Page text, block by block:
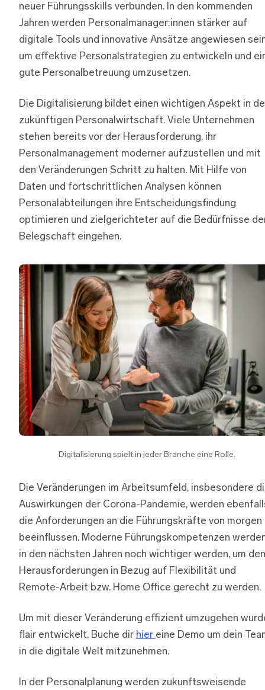
neuer Führungsskills verbunden. In den kommenden
Jahren werden Personalmanager:innen stärker auf
digitale Tools und innovative Ansätze angewiesen
um effektive Personalstrategien zu entwickeln und
gute Personalbetreuung umzusetzen.
Die Digitalisierung bildet einen wichtigen Aspekt in
zukünftigen Personalwirtschaft. Viele Unternehmen
stehen bereits vor der Herausforderung, ihr
Personalmanagement moderner aufzustellen und mit
den Veränderungen Schritt zu halten. Mit Hilfe von
Daten und fortschrittlichen Analysen können
Personalabteilungen ihre Entscheidungsfindung
optimieren und zielgerichteter auf die Bedürfnisse
Belegschaft eingehen.
Digitalisierung spielt in jeder Branche eine Rolle.
Die Veränderungen im Arbeitsumfeld, insbesondere
Auswirkungen der Corona-Pandemie, werden
die Anforderungen an die Führungskräfte von morgen
beeinflussen. Moderne Führungskompetenzen
in den nächsten Jahren noch wichtiger werden, um den
Herausforderungen in Bezug auf Flexibilität und
Remote-Arbeit bzw. Home Office gerecht zu werden.
Um mit dieser Veränderung effizient umzugehen
flair entwickelt. Buche dir hier eine Demo um dein
in die digitale Welt mitzunehmen.
In der Personalplanung werden zukunftsweisende